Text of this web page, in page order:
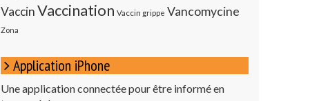
VaccinVaccination Vaccin grippe Vancomycine
Zona
Application iPhone
Une application connectée pour être informé en